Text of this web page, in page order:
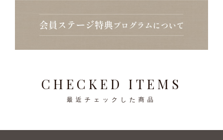
CHECKED ITEMS
最近チェックした商品